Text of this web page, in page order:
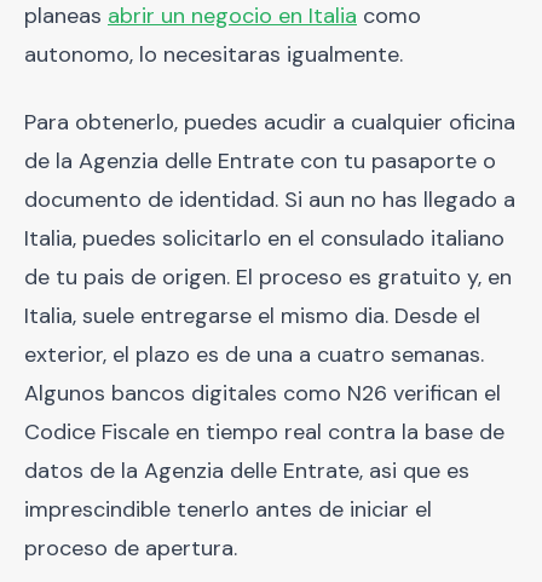
planeas abrir un negocio en Italia como
autonomo, lo necesitaras igualmente.
Para obtenerlo, puedes acudir a cualquier oficina
de la Agenzia delle Entrate con tu pasaporte o
documento de identidad. Si aun no has llegado a
Italia, puedes solicitarlo en el consulado italiano
de tu pais de origen. El proceso es gratuito y, en
Italia, suele entregarse el mismo dia. Desde el
exterior, el plazo es de una a cuatro semanas.
Algunos bancos digitales como N26 verifican el
Codice Fiscale en tiempo real contra la base de
datos de la Agenzia delle Entrate, asi que es
imprescindible tenerlo antes de iniciar el
proceso de apertura.